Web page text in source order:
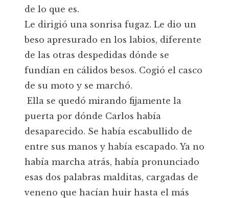
de lo que es.
Le dirigió una sonrisa fugaz. Le dio un
beso apresurado en los labios, diferente
de las otras despedidas dónde se
fundían en cálidos besos. Cogió el casco
de su moto y se marchó.
Ella se quedó mirando fijamente la
puerta por dónde Carlos había
desaparecido. Se había escabullido de
entre sus manos y había escapado. Ya no
había marcha atrás, había pronunciado
esas dos palabras malditas, cargadas de
veneno que hacían huir hasta el más